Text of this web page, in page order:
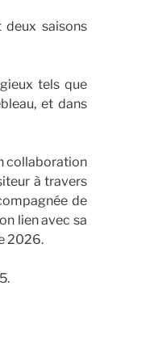
deux saisons
tels que
et dans
collaboration
à travers
de
lien avec sa
2026.